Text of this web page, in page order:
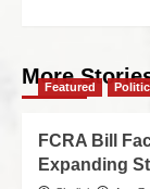
More
Featured
FCRA Bill
Expanding